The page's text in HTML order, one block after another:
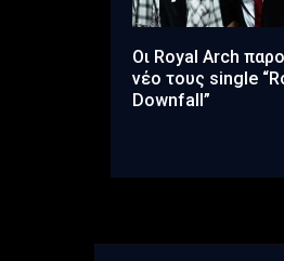
Οι Royal Arch
νέο τους single
Downfall”